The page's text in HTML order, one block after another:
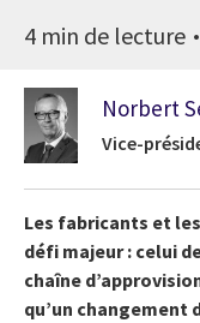
4 min de lecture
Norbert
Vice-
Les fabricants et
défi majeur : celui
chaîne
qu’un changement